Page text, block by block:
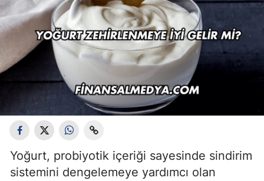
Yoğurt, probiyotik içeriği sayesinde sindirim
sistemini dengelemeye yardımcı olan